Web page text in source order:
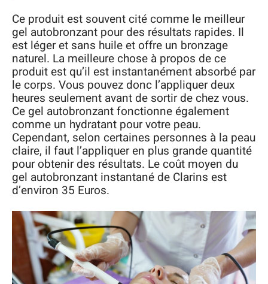
Ce produit est souvent cité comme le meilleur
gel autobronzant pour des résultats rapides. Il
est léger et sans huile et offre un bronzage
naturel. La meilleure chose à propos de ce
produit est qu’il est instantanément absorbé par
le corps. Vous pouvez donc l’appliquer deux
heures seulement avant de sortir de chez vous.
Ce gel autobronzant fonctionne également
comme un hydratant pour votre peau.
Cependant, selon certaines personnes à la peau
claire, il faut l’appliquer en plus grande quantité
pour obtenir des résultats. Le coût moyen du
gel autobronzant instantané de Clarins est
d’environ 35 Euros.